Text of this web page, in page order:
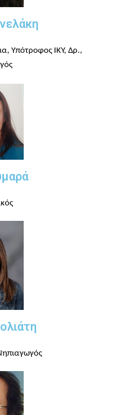
Υπότροφος ΙΚΥ, Δρ.,